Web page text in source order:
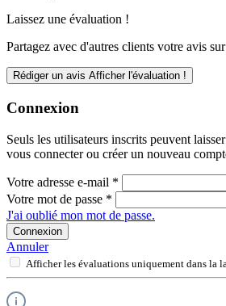
Laissez une évaluation !
Partagez avec d'autres clients votre avis
Rédiger un avis Afficher l'évaluation !
Connexion
Seuls les utilisateurs inscrits peuvent
vous connecter ou créer un nouveau
Votre adresse e-mail *
Votre mot de passe *
J'ai oublié mon mot de passe.
Connexion
Annuler
Afficher les évaluations uniquement dans la